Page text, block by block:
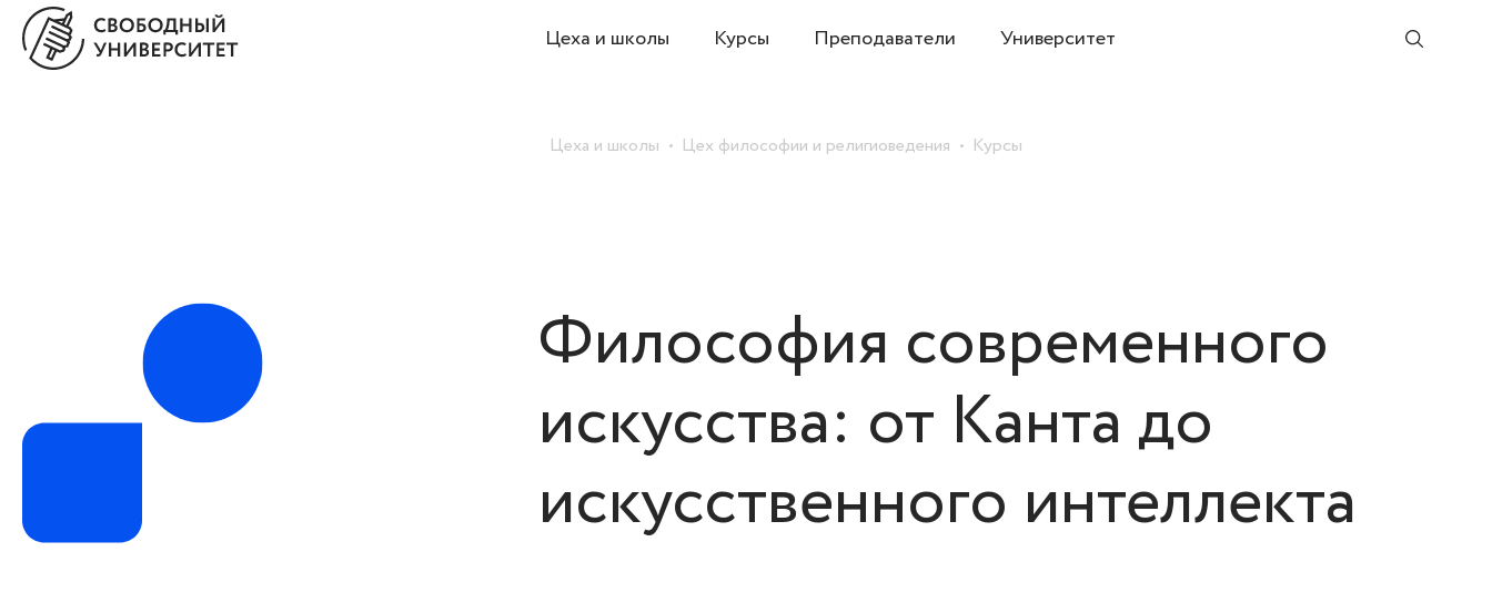
Цеха и школы Курсы Преподаватели Университет
Цеха и школы Цех философии и религиоведения Курсы
Философия современного
искусства: от Канта до
искусственного интеллекта